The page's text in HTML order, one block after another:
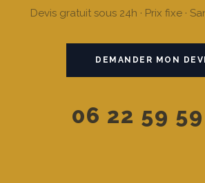
Devis gratuit sous 24h · Prix fixe ·
DEMANDER MON
06 22 59